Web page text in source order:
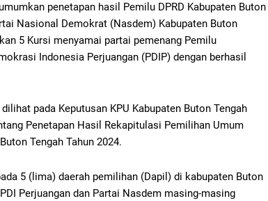
penetapan hasil Pemilu DPRD Kabupaten Buton
Nasional Demokrat (Nasdem) Kabupaten Buton
5 Kursi menyamai partai pemenang Pemilu
Indonesia Perjuangan (PDIP) dengan berhasil
pada Keputusan KPU Kabupaten Buton Tengah
Penetapan Hasil Rekapitulasi Pemilihan Umum
Tengah Tahun 2024.
5 (lima) daerah pemilihan (Dapil) di kabupaten Buton
Perjuangan dan Partai Nasdem masing-masing